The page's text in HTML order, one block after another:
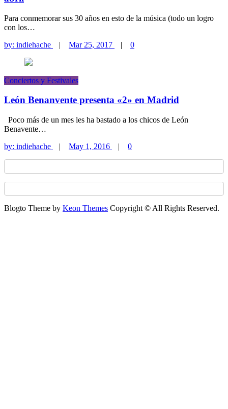
Para conmemorar sus 30 años en esto de la música (todo un logro
con los…
by: indiehache | Mar 25, 2017 | 0
Conciertos y Festivales
León Benanvente presenta «2» en Madrid
Poco más de un mes les ha bastado a los chicos de León
Benavente…
by: indiehache | May 1, 2016 | 0
Blogto Theme by Keon Themes Copyright © All Rights Reserved.